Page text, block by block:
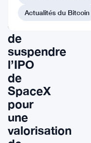
SEC
de
suspendre
l’IPO
de
SpaceX
pour
une
valorisation
Actualités du Bitcoin